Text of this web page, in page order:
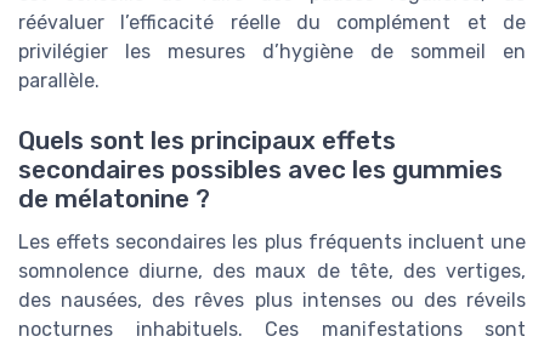
réévaluer l’efficacité réelle du complément et de
privilégier les mesures d’hygiène de sommeil en
parallèle.
Quels sont les principaux effets
secondaires possibles avec les gummies
de mélatonine ?
Les effets secondaires les plus fréquents incluent une
somnolence diurne, des maux de tête, des vertiges,
des nausées, des rêves plus intenses ou des réveils
nocturnes inhabituels. Ces manifestations sont